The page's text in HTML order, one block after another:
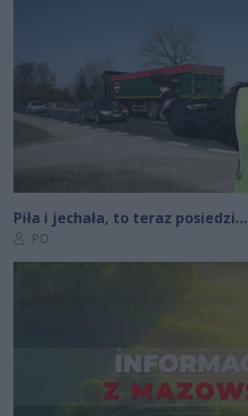
Piła i jechała, to teraz posiedzi…
Autor artykułu:
PD